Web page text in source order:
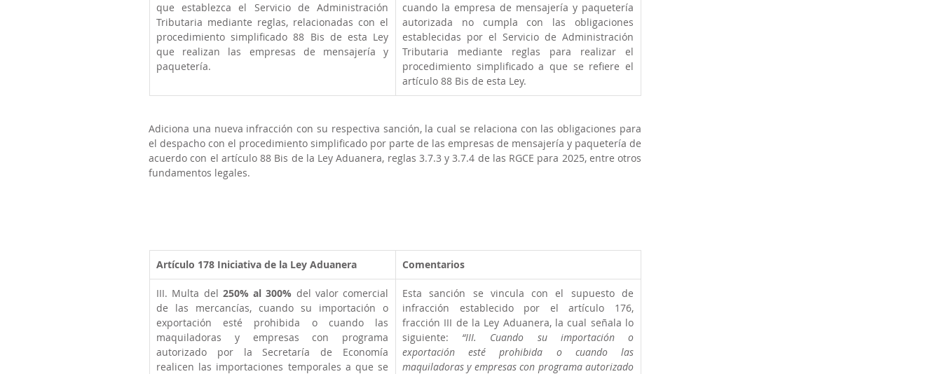
que establezca el Servicio de Administración
Tributaria mediante reglas, relacionadas con el
procedimiento simplificado 88 Bis de esta Ley
que realizan las empresas de mensajería y
paquetería.
cuando la empresa de mensajería y paquetería
autorizada no cumpla con las obligaciones
establecidas por el Servicio de Administración
Tributaria mediante reglas para realizar el
procedimiento simplificado a que se refiere el
artículo 88 Bis de esta Ley.
Adiciona una nueva infracción con su respectiva sanción, la cual se relaciona con las obligaciones para
el despacho con el procedimiento simplificado por parte de las empresas de mensajería y paquetería de
acuerdo con el artículo 88 Bis de la Ley Aduanera, reglas 3.7.3 y 3.7.4 de las RGCE para 2025, entre otros
fundamentos legales.
Artículo 178 Iniciativa de la Ley Aduanera Comentarios
III. Multa del 250% al 300% del valor comercial
de las mercancías, cuando su importación o
exportación esté prohibida o cuando las
maquiladoras y empresas con programa
autorizado por la Secretaría de Economía
realicen las importaciones temporales a que se
Esta sanción se vincula con el supuesto de
infracción establecido por el artículo 176,
fracción III de la Ley Aduanera, la cual señala lo
siguiente: “III. Cuando su importación o
exportación esté prohibida o cuando las
maquiladoras y empresas con programa autorizado